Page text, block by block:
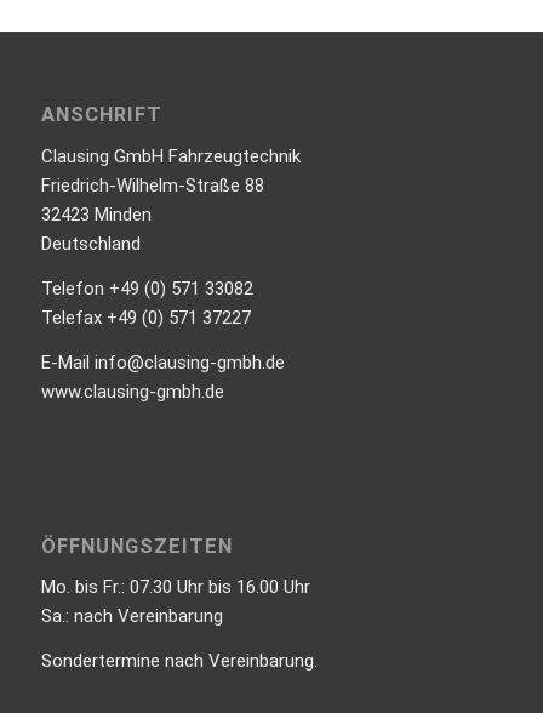
ANSCHRIFT
Clausing GmbH Fahrzeugtechnik
Friedrich-Wilhelm-Straße 88
32423 Minden
Deutschland
Telefon +49 (0) 571 33082
Telefax +49 (0) 571 37227
E-Mail info@clausing-gmbh.de
www.clausing-gmbh.de
ÖFFNUNGSZEITEN
Mo. bis Fr.: 07.30 Uhr bis 16.00 Uhr
Sa.: nach Vereinbarung
Sondertermine nach Vereinbarung.